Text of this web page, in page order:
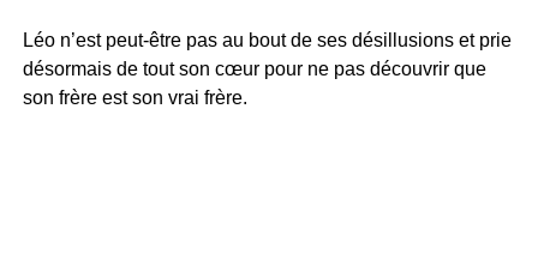
Léo n’est peut-être pas au bout de ses désillusions et prie
désormais de tout son cœur pour ne pas découvrir que
son frère est son vrai frère.